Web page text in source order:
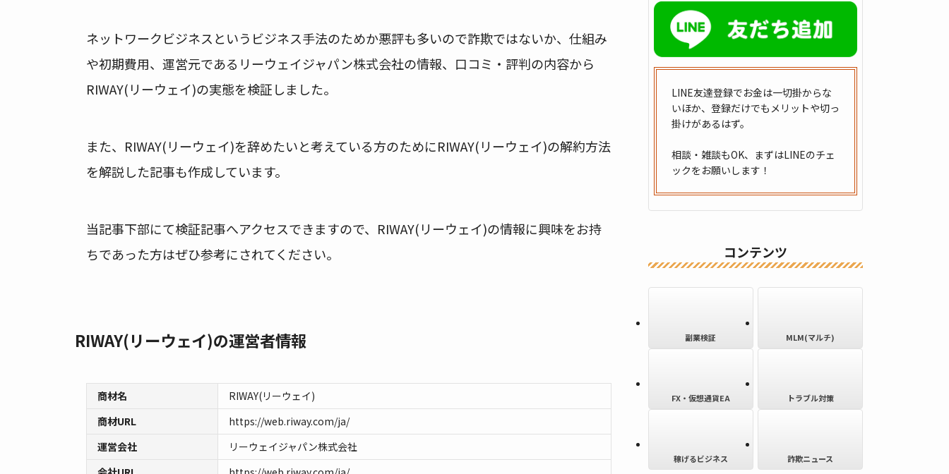
ネットワークビジネスというビジネス手法のためか悪評も多いので詐欺ではないか、仕組み
や初期費用、運営元であるリーウェイジャパン株式会社の情報、口コミ・評判の内容から
RIWAY(リーウェイ)の実態を検証しました。
また、RIWAY(リーウェイ)を辞めたいと考えている方のためにRIWAY(リーウェイ)の解約方法
を解説した記事も作成しています。
当記事下部にて検証記事へアクセスできますので、RIWAY(リーウェイ)の情報に興味をお持
ちであった方はぜひ参考にされてください。
RIWAY(リーウェイ)の運営者情報
商材名
RIWAY(リーウェイ)
商材URL
https://web.riway.com/ja/
運営会社
リーウェイジャパン株式会社
LINE友達登録でお金は一切掛からな
いほか、登録だけでもメリットや切っ
掛けがあるはず。
相談・雑談もOK、まずはLINEのチェ
ックをお願いします！
コンテンツ
副業検証 MLM(マルチ)
FX・仮想通貨EA トラブル対策
稼げるビジネス 詐欺ニュース